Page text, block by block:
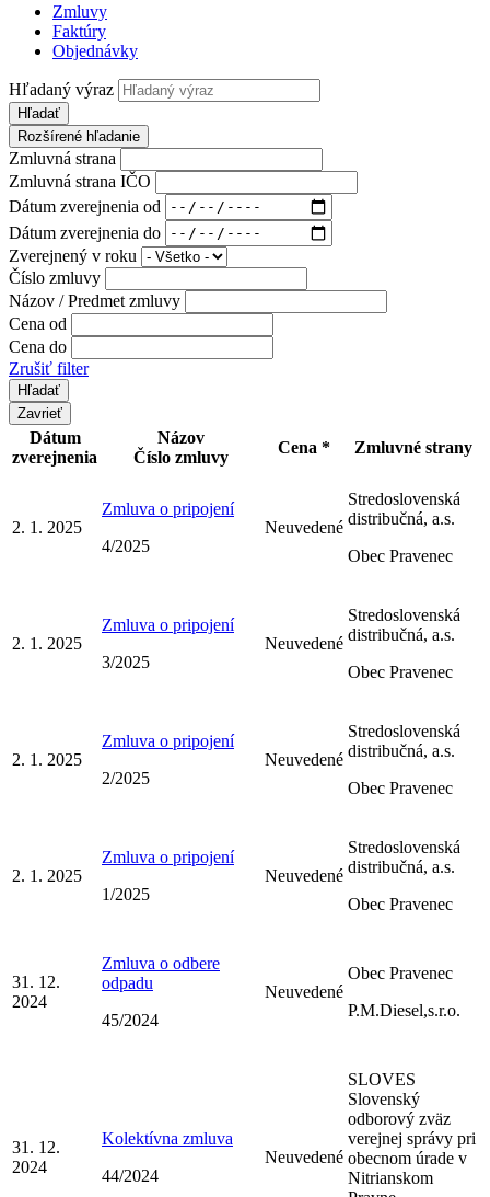
Zmluvy
Faktúry
Objednávky
Hľadaný výraz
Hľadať
Rozšírené hľadanie
Zmluvná strana
Zmluvná strana IČO
Dátum zverejnenia od
Dátum zverejnenia do
Zverejnený v roku
Číslo zmluvy
Názov / Predmet zmluvy
Cena od
Cena do
Zrušiť filter
Zavrieť
Dátum
zverejnenia
Názov
Číslo zmluvy
Cena * Zmluvné strany
2. 1. 2025
Zmluva o pripojení
4/2025
Neuvedené
Stredoslovenská
distribučná, a.s.
Obec Pravenec
2. 1. 2025
Zmluva o pripojení
3/2025
Neuvedené
Stredoslovenská
distribučná, a.s.
Obec Pravenec
2. 1. 2025
Zmluva o pripojení
2/2025
Neuvedené
Stredoslovenská
distribučná, a.s.
Obec Pravenec
2. 1. 2025
Zmluva o pripojení
1/2025
Neuvedené
Stredoslovenská
distribučná, a.s.
Obec Pravenec
31. 12.
2024
Zmluva o odbere
odpadu
45/2024
Neuvedené
Obec Pravenec
P.M.Diesel,s.r.o.
31. 12.
2024
Kolektívna zmluva
44/2024
Neuvedené
SLOVES
Slovenský
odborový zväz
verejnej správy pri
obecnom úrade v
Nitrianskom